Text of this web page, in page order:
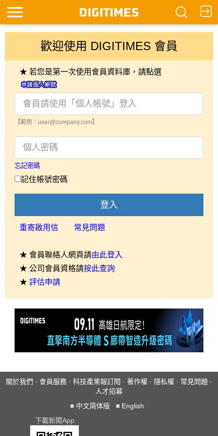
歡迎使用 DIGITIMES 會員
★ 若您是第一次使用會員資料庫，請點選
【範例：user@company.com】
忘記密碼
記住帳號密碼
登入
重寄啟用信 常見問題
★ 會員聯絡人網頁請由此登入
★ 公司會員資格請按此查詢
★ 評估申請
關於我們 · 會員服務 · 科技產業報訂閱 · 著作權 · 隱私權 · 常見問題 ·
人才招募
■ 中文简体版 ■ English
下載新聞App